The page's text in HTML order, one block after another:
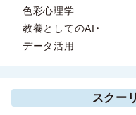
色彩心理学
教養としてのAI・
データ活用
スクー